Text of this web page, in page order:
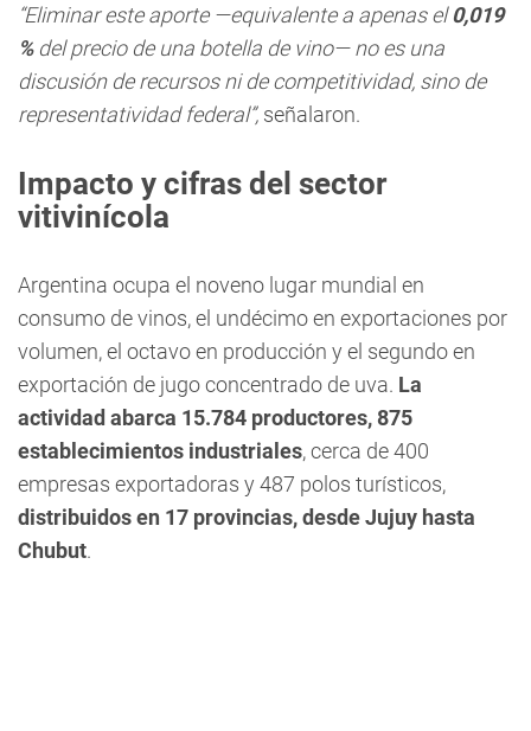
“Eliminar este aporte —equivalente a apenas el0,019
%del precio de una botella de vino— no es una
discusión de recursos ni de competitividad, sino de
representatividad federal”, señalaron.
Impacto y cifras del sector
vitivinícola
Argentina ocupa el noveno lugar mundial en
consumo de vinos, el undécimo en exportaciones por
volumen, el octavo en producción y el segundo en
exportación de jugo concentrado de uva. La
actividad abarca 15.784 productores, 875
establecimientos industriales, cerca de 400
empresas exportadoras y 487 polos turísticos,
distribuidos en 17 provincias, desde Jujuy hasta
Chubut.